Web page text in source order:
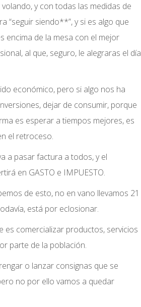
y con todas las medidas de
“seguir siendo**”, y si es algo que
encima de la mesa con el mejor
al que, seguro, le alegraras el día
económico, pero si algo nos ha
dejar de consumir, porque
es esperar a tiempos mejores, es
el retroceso.
a pasar factura a todos, y el
en GASTO e IMPUESTO.
de esto, no en vano llevamos 21
está por eclosionar.
es comercializar productos, servicios
parte de la población.
o lanzar consignas que se
no por ello vamos a quedar